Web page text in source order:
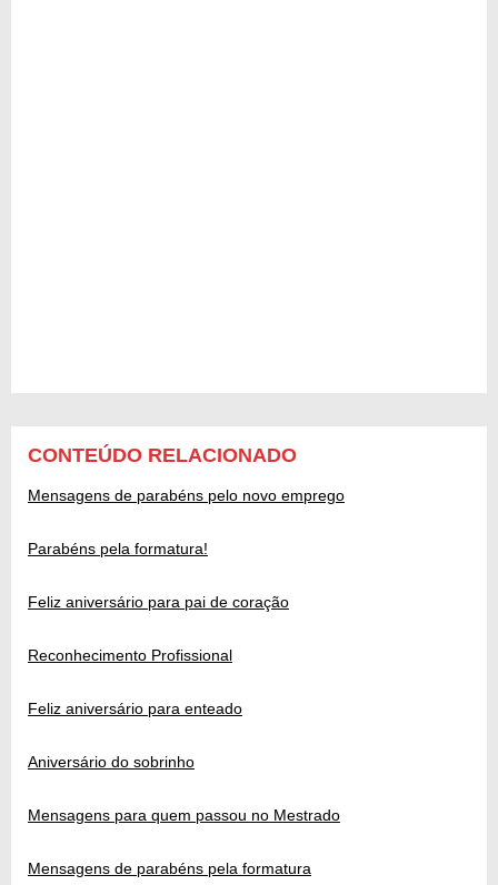
CONTEÚDO RELACIONADO
Mensagens de parabéns pelo novo emprego
Parabéns pela formatura!
Feliz aniversário para pai de coração
Reconhecimento Profissional
Feliz aniversário para enteado
Aniversário do sobrinho
Mensagens para quem passou no Mestrado
Mensagens de parabéns pela formatura